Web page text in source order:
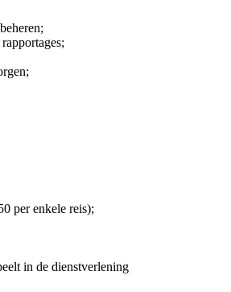
per enkele reis);
in de dienstverlening